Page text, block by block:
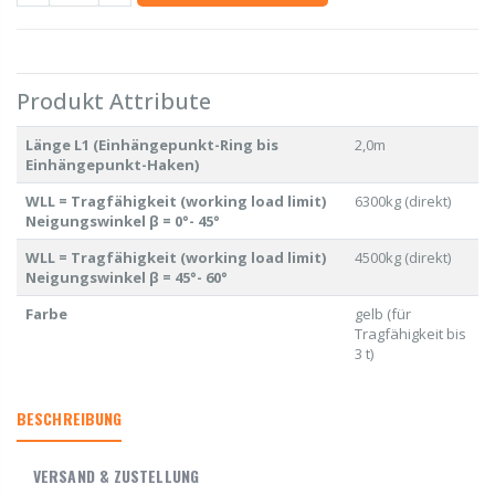
Produkt Attribute
Länge L1 (Einhängepunkt-Ring bis
Einhängepunkt-Haken)
2,0m
WLL = Tragfähigkeit (working load limit)
Neigungswinkel β = 0°- 45°
6300kg (direkt)
WLL = Tragfähigkeit (working load limit)
Neigungswinkel β = 45°- 60°
4500kg (direkt)
Farbe
gelb (für
Tragfähigkeit bis
3 t)
BESCHREIBUNG
VERSAND & ZUSTELLUNG